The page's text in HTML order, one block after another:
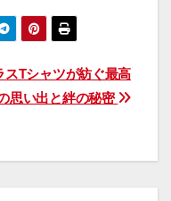
スTシャツが紡ぐ最高
思い出と絆の秘密